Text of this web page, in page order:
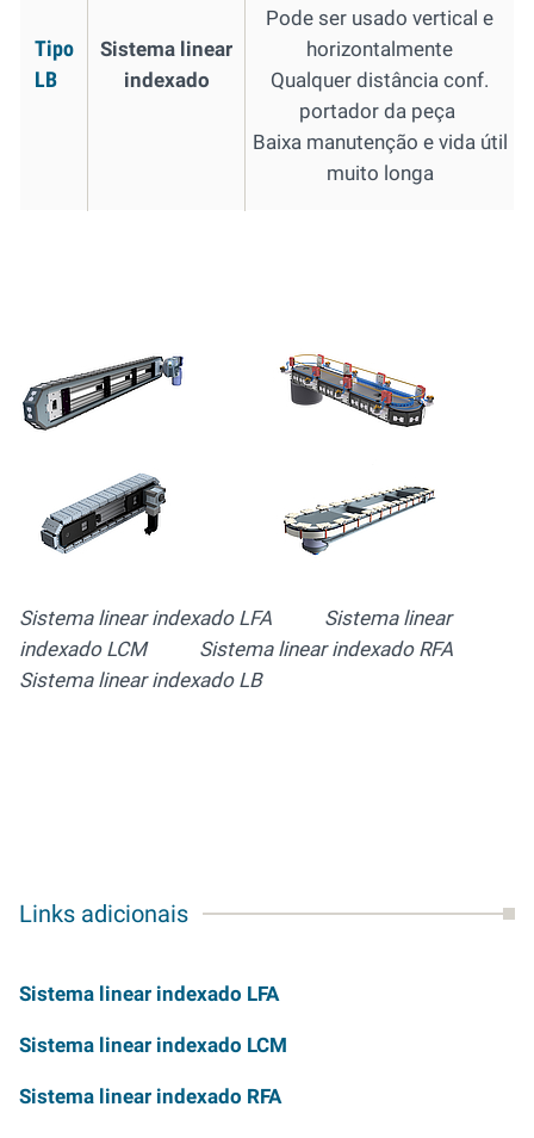
Tipo
LB
Sistema linear
indexado
Pode ser usado vertical e
horizontalmente
Qualquer distância conf.
portador da peça
Baixa manutenção e vida útil
muito longa
Sistema linear indexado LFA Sistema linear
indexado LCM Sistema linear indexado RFA
Sistema linear indexado LB
Links adicionais
Sistema linear indexado LFA
Sistema linear indexado LCM
Sistema linear indexado RFA